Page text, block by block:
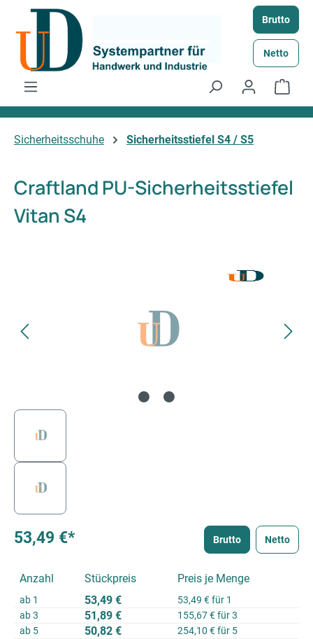
Zum Hauptinhalt springen Brutto
Netto
Sicherheitsschuhe Sicherheitsstiefel S4 / S5
Craftland PU-Sicherheitsstiefel
Vitan S4
53,49 €* Brutto Netto
Anzahl Stückpreis Preis je Menge
ab 1 53,49 €
53,49 € für 1
ab3 51,89 €
155,67 € für 3
ab 5 50,82 €
254,10 € für 5